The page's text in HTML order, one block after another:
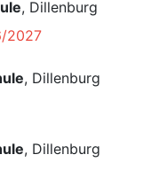
, Dillenburg
2027
, Dillenburg
, Dillenburg